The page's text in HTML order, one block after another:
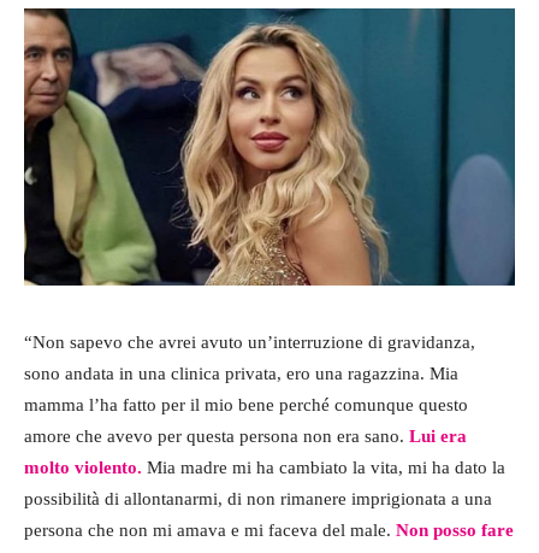
“Non sapevo che avrei avuto un’interruzione di gravidanza,
sono andata in una clinica privata, ero una ragazzina. Mia
mamma l’ha fatto per il mio bene perché comunque questo
amore che avevo per questa persona non era sano. Lui era
molto violento. Mia madre mi ha cambiato la vita, mi ha dato la
possibilità di allontanarmi, di non rimanere imprigionata a una
persona che non mi amava e mi faceva del male. Non posso fare